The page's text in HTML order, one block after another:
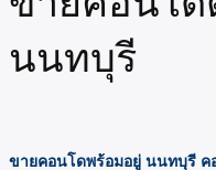
นนทบุรี
ขายคอนโดพร้อมอยู่ นนทบุรี ค